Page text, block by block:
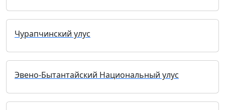
Чурапчинский улус
Эвено-Бытантайский Национальный улус